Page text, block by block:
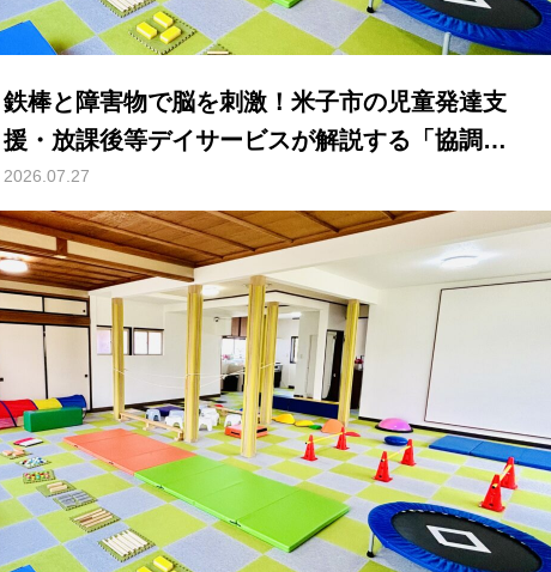
鉄棒と障害物で脳を刺激！米子市の児童発達支
援・放課後等デイサービスが解説する「協調運
動」と「空間認識能力」の秘密
2026.07.27